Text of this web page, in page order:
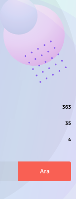
363
35
4